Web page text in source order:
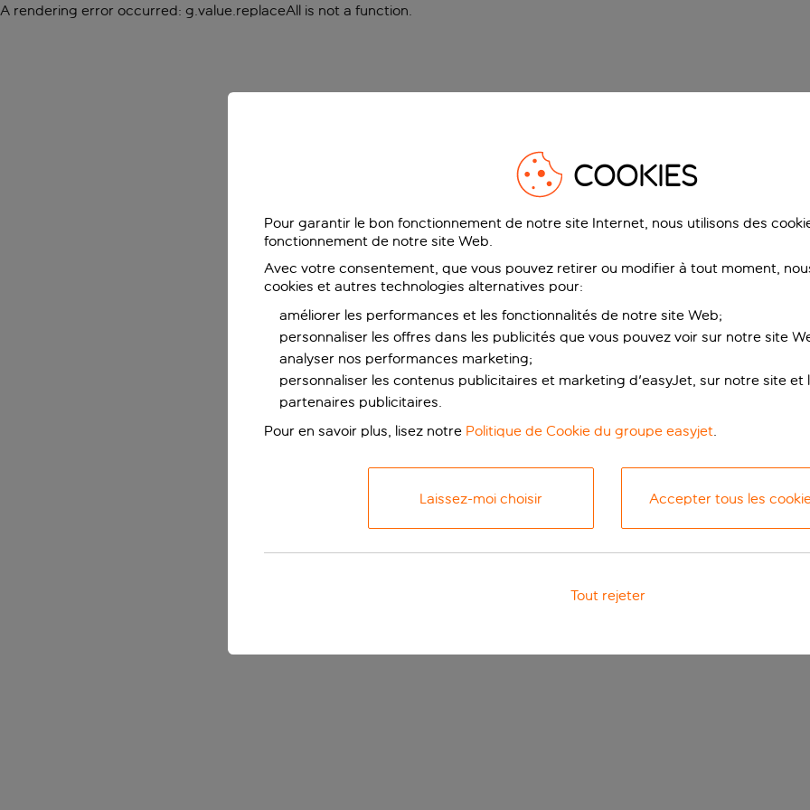
A rendering error occurred: g.value.replaceAll is not a function.
COOKIES
Pour garantir le bon fonctionnement de notre site Internet, nous utilisons des
fonctionnement de notre site Web.
Avec votre consentement, que vous pouvez retirer ou modifier à tout moment,
cookies et autres technologies alternatives pour:
améliorer les performances et les fonctionnalités de notre site Web;
personnaliser les offres dans les publicités que vous pouvez voir sur notre site
analyser nos performances marketing;
personnaliser les contenus publicitaires et marketing d'easyJet, sur notre site et
partenaires publicitaires.
Pour en savoir plus, lisez notre Politique de Cookie du groupe easyjet.
Laissez-moi choisir Accepter tous les
Tout rejeter